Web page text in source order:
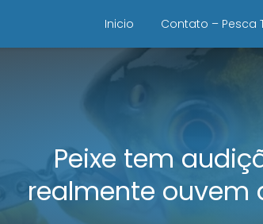
Inicio Contato – Pesca
Peixe tem
realmente ouvem